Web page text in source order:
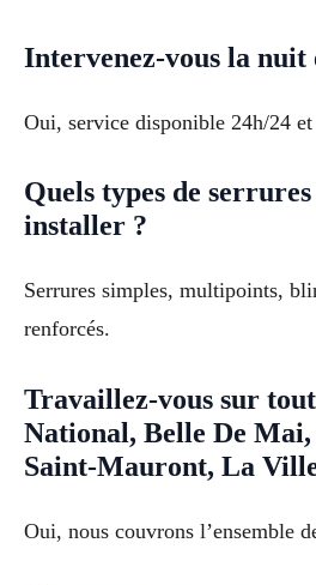
Intervenez-vous la nuit
Oui, service disponible 24h/24
Quels types de
installer ?
Serrures simples, multipoints,
renforcés.
Travaillez-vous sur
National, Belle De
Saint-Mauront, La
Oui, nous couvrons l’ensemble